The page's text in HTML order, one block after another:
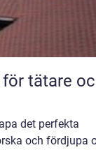
det perfekta
och fördjupa